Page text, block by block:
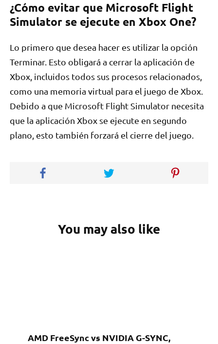
¿Cómo evitar que Microsoft Flight
Simulator se ejecute en Xbox One?
Lo primero que desea hacer es utilizar la opción
Terminar. Esto obligará a cerrar la aplicación de
Xbox, incluidos todos sus procesos relacionados,
como una memoria virtual para el juego de Xbox.
Debido a que Microsoft Flight Simulator necesita
que la aplicación Xbox se ejecute en segundo
plano, esto también forzará el cierre del juego.
You may also like
AMD FreeSync vs NVIDIA G-SYNC,